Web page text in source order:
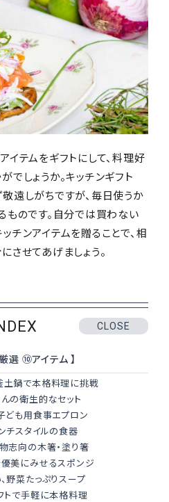
り！ 職業によって選ぶ
したプレゼント
贈答マナー
イテムをギフトにして、料理好
でしょうか。キッチンギフト
遠しがちですが、毎日使うか
ものです。自分では買わない
チンアイテムを贈ることで、相
させてあげましょう。
CLOSE
選 ⑩アイテム 】
土鍋で本格料理に挑戦
の衛生的なセット
ども用食事エプロン
チスタイルの食器
志向の木箸・塗り箸
美にみせるスポンジ
野菜たっぷりスープ
トで手軽に本格料理